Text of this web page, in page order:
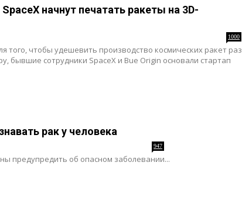
начнут печатать ракеты на 3D-
1000
того, чтобы удешевить производство космических ракет раз
бывшие сотрудники SpaceX и Bue Origin основали стартап
рак у человека
947
предупредить об опасном заболевании...